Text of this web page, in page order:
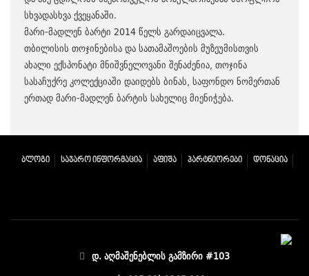
სხვადასხვა ქვეყანაში.
მარი-მადლენ ბარტი 2014 წელს გარდაიცვალა.
თბილისის თოჯინებისა და სათამაშოების მუზეუმისთვის
ახალი ექსპონატი მნიშვნელოვანი შენაძენია, თოჯინა
სასაჩუქრე კოლექციაში დაიდებს ბინას, საფონდო ნომერთან
ერთად მარი-მადლენ ბარტის სახელიც მიენიჭება.
ᲑᲚᲝᲒᲘ ᲡᲐᲯᲐᲠᲝ ᲘᲜᲤᲝᲠᲛᲐᲪᲘᲐ ᲐᲤᲘᲨᲐ ᲞᲐᲠᲢᲜᲘᲝᲠᲔᲑᲘ ᲓᲝᲜᲐᲪᲘᲐ
დ. აღმაშენებლის გამზირი #103